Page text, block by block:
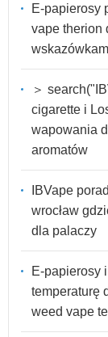
E-papierosy
vape therion
＞
cigarette i
wapowania
aromatów
IBVape
wrocław
dla palaczy
E-papierosy
temperaturę
weed vape